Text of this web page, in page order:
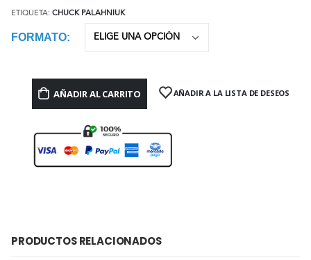
ETIQUETA: CHUCK PALAHNIUK
FORMATO
AÑADIR AL CARRITO AÑADIR A LA LISTA DE DESEOS
PRODUCTOS RELACIONADOS